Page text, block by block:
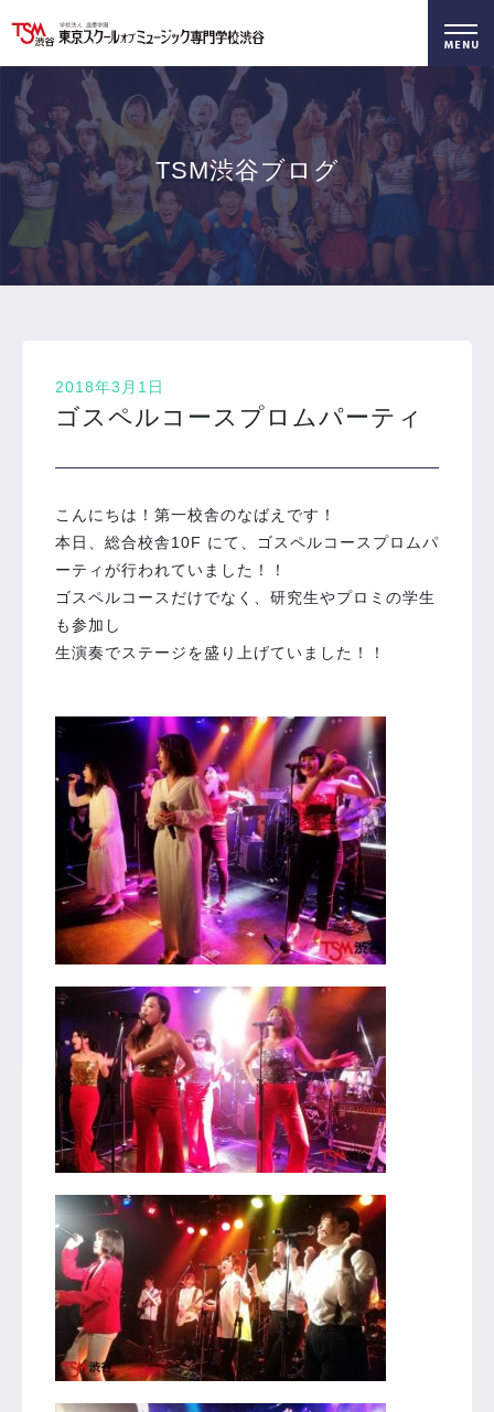
学科・専攻 資料請求 オープンキャンパス
TSM渋谷ブログ
2018年3月1日
ゴスペルコースプロムパーティ
こんにちは！第一校舎のなばえです！
本日、総合校舎10F にて、ゴスペルコースプロムパ
ーティが行われていました！！
ゴスペルコースだけでなく、研究生やプロミの学生
も参加し
生演奏でステージを盛り上げていました！！